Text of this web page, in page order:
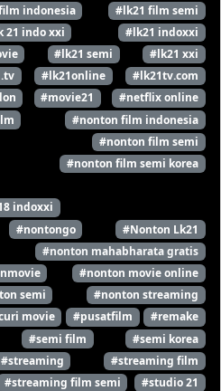
indonesia
#lk21 film semi
21 indo xxi
#lk21 indoxxi
#lk21 semi
#lk21 xxi
#lk21online
#lk21tv.com
#movie21
#netflix online
#nonton film indonesia
#nonton film semi
#nonton film semi korea
indoxxi
#nontongo
#Nonton Lk21
#nonton mahabharata gratis
#nonton movie online
semi
#nonton streaming
movie #pusatfilm
#remake
#semi film
#semi korea
#streaming
#streaming film
#streaming film semi
#studio 21